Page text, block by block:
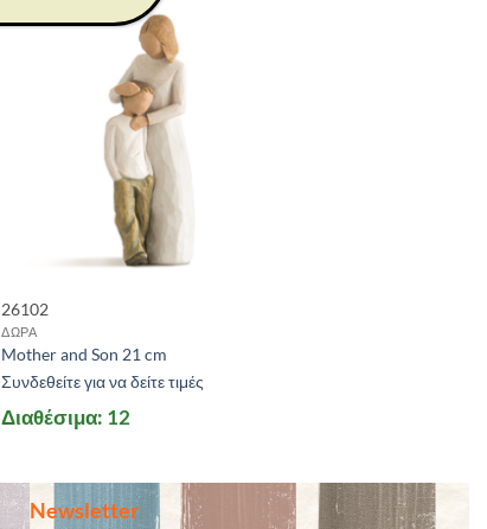
26102
ΔΩΡΑ
Mother and Son 21 cm
Συνδεθείτε για να δείτε τιμές
Διαθέσιμα: 12
Newsletter